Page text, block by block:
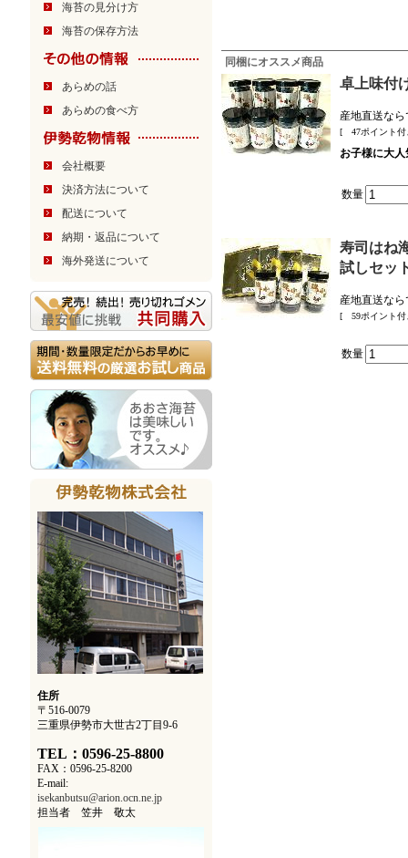
海苔の見分け方
海苔の保存方法
あらめの話
あらめの食べ方
会社概要
決済方法について
配送について
納期・返品について
海外発送について
住所
〒516-0079
三重県伊勢市大世古2丁目9-6
TEL：0596-25-8800
FAX：0596-25-8200
E-mail:
isekanbutsu@arion.ocn.ne.jp
担当者 笠井 敬太
同梱にオススメ商品
卓上味付
産地直送な
[ 47ポイント付
お子様に大人
数量
寿司はね
試しセッ
産地直送な
[ 59ポイント付
数量